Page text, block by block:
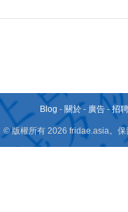
Blog - 關於 - 廣告 -招
© 版權所有 2026 fridae.asia。